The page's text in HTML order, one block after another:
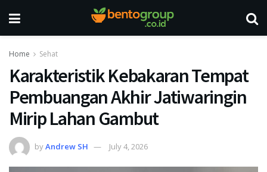
Home Sehat
Karakteristik Kebakaran Tempat
Pembuangan Akhir Jatiwaringin
Mirip Lahan Gambut
byAndrew SH July 4, 2026